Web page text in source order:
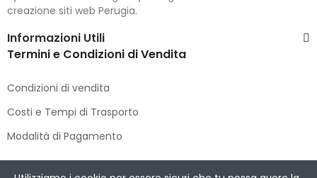
creazione siti web Perugia.
Informazioni Utili
Termini e Condizioni di Vendita
Condizioni di vendita
Costi e Tempi di Trasporto
Modalità di Pagamento